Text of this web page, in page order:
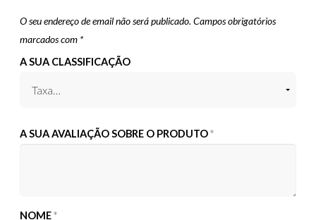
O seu endereço de email não será publicado. Campos obrigatórios
marcados com *
A SUA CLASSIFICAÇÃO
A SUA AVALIAÇÃO SOBRE O PRODUTO*
NOME*